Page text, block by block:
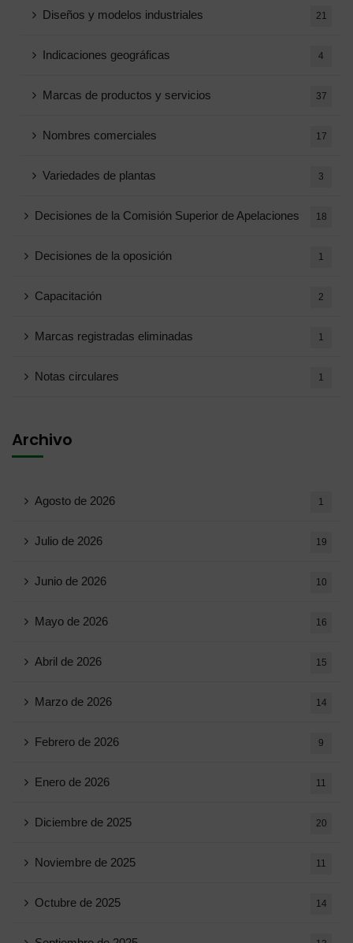
Diseños y modelos industriales 21
Indicaciones geográficas 4
Marcas de productos y servicios 37
Nombres comerciales 17
Variedades de plantas 3
Decisiones de la Comisión Superior de Apelaciones 18
Decisiones de la oposición 1
Capacitación 2
Marcas registradas eliminadas 1
Notas circulares 1
Archivo
Agosto de 2026 1
Julio de 2026 19
Junio ​​de 2026 10
Mayo de 2026 16
Abril de 2026 15
Marzo de 2026 14
Febrero de 2026 9
Enero de 2026 11
Diciembre de 2025 20
Noviembre de 2025 11
Octubre de 2025 14